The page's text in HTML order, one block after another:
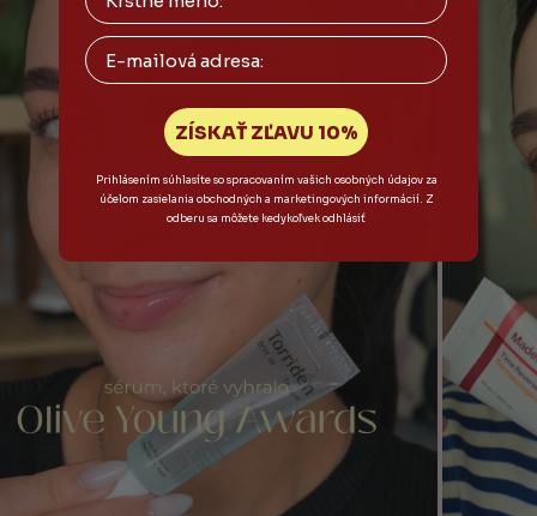
Email
ZÍSKAŤ ZĽAVU 10%
Prihlásením súhlasíte so spracovaním vašich osobných údajov za
účelom zasielania obchodných a marketingových informácií. Z
odberu sa môžete kedykoľvek odhlásiť